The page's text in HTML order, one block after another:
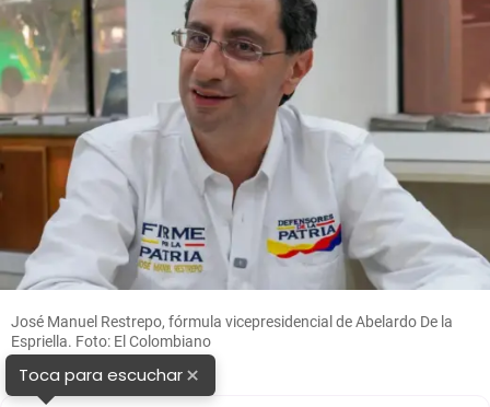
José Manuel Restrepo, fórmula vicepresidencial de Abelardo De la
Espriella. Foto: El Colombiano
Toca para escuchar×